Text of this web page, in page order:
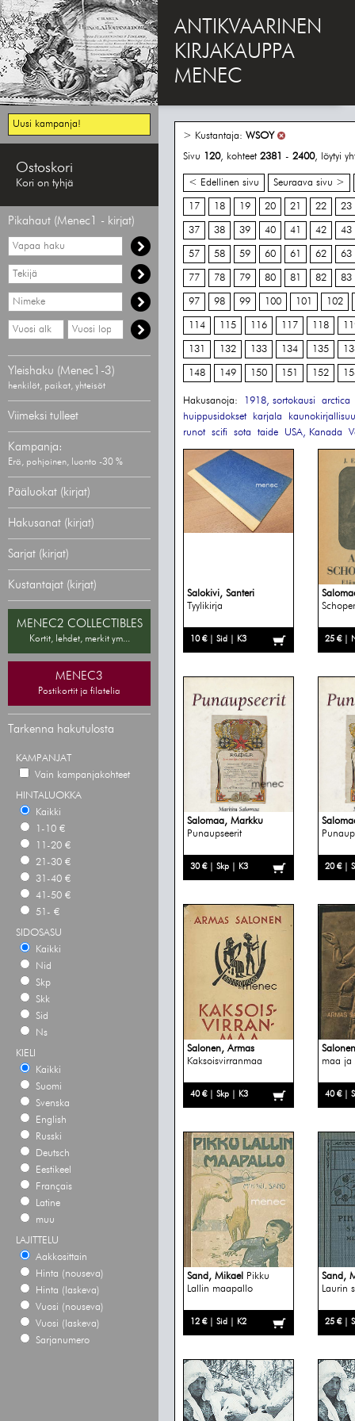
ANTIKVAARINEN
KIRJAKAUPPA
MENEC
Uusi kampanja!
Ostoskori
Kori on tyhjä
Pikahaut (Menec1 - kirjat)
Vapaa
haku
Hae
tekijää
Hae
nimekettä
Hae
vähimmäisvuosi
Hae
enimmäisvuosi
Yleishaku (Menec1-3)
henkilöt, paikat, yhteisöt
Viimeksi tulleet
Kampanja:
Erä, pohjoinen, luonto -30 %
Pääluokat (kirjat)
Hakusanat (kirjat)
Sarjat (kirjat)
Kustantajat (kirjat)
MENEC2 COLLECTIBLES
Kortit, lehdet, merkit ym...
MENEC3
Postikortit ja filatelia
Tarkenna hakutulosta
KAMPANJAT
Vain kampanjakohteet
HINTALUOKKA
Kaikki
1-10 €
11-20 €
21-30 €
31-40 €
41-50 €
51- €
SIDOSASU
Kaikki
Nid
Skp
Skk
Sid
Ns
KIELI
Kaikki
Suomi
Svenska
English
Russki
Deutsch
Eestikeel
Français
Latine
muu
LAJITTELU
Aakkosittain
Hinta (nouseva)
Hinta (laskeva)
Vuosi (nouseva)
Vuosi (laskeva)
Sarjanumero
> Kustantaja: WSOY
Sivu 120, kohteet 2381 - 2400, löytyi
< Edellinen sivu Seuraava sivu >
17 18 19 20 21 22 23
37 38 39 40 41 42 43
57 58 59 60 61 62 63
77 78 79 80 81 82 83
97 98 99 100 101 102
114 115 116 117 118
131 132 133 134 135
148 149 150 151 152
Hakusanoja: 1918, sortokausi
arctica
huippusidokset
karjala
runot
scifi sota taide USA, Kanada
Salokivi, Santeri
Tyylikirja
10 € | Sid | K3 25 € |
Salomaa, Markku
Punaupseerit
30 € | Skp | K3 20 € |
Salonen, Armas
Kaksoisvirranmaa
40 € | Skp | K3
maa ja
40 € |
Sand, Mikael
Pikku
Lallin maapallo
12 € | Sid | K2
Sand,
Laurin
25 € |